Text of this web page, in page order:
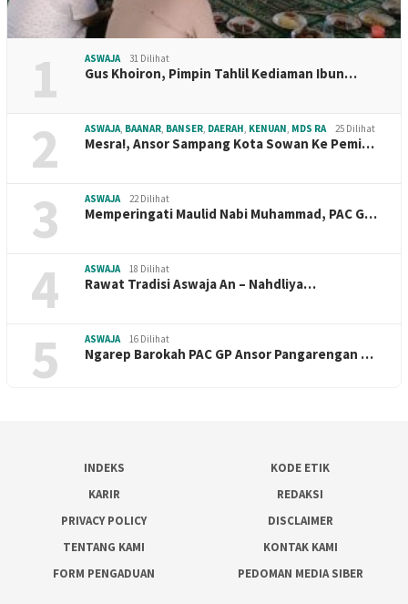
1 ASWAJA 31 Dilihat
Gus Khoiron, Pimpin Tahlil Kediaman Ibun…
2 ASWAJA BAANAR BANSER DAERAH KENUAN MDS RA 25 Dilihat
Mesra!, Ansor Sampang Kota Sowan Ke Pemi…
3 ASWAJA 22 Dilihat
Memperingati Maulid Nabi Muhammad, PAC G…
4 ASWAJA 18 Dilihat
Rawat Tradisi Aswaja An – Nahdliya…
5 ASWAJA 16 Dilihat
Ngarep Barokah PAC GP Ansor Pangarengan …
INDEKS
KODE ETIK
KARIR
REDAKSI
PRIVACY POLICY
DISCLAIMER
TENTANG KAMI
KONTAK KAMI
FORM PENGADUAN
PEDOMAN MEDIA SIBER